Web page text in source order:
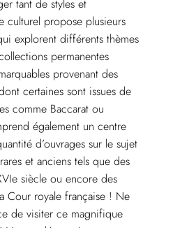
tant de styles et
culturel propose plusieurs
explorent différents thèmes
permanentes
provenant des
certaines sont issues de
comme Baccarat ou
également un centre
d’ouvrages sur le sujet
et anciens tels que des
siècle ou encore des
Cour royale française ! Ne
de visiter ce magnifique